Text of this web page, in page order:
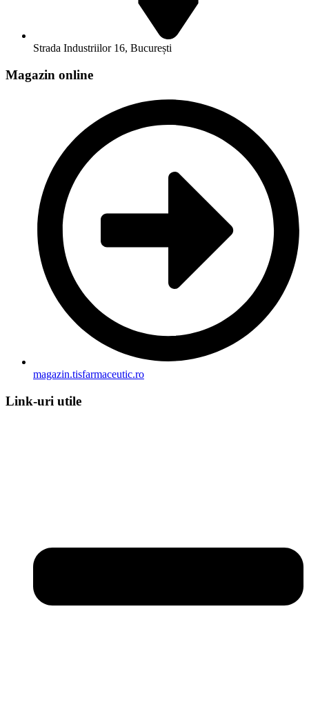
Strada Industriilor 16, București
Magazin online
magazin.tisfarmaceutic.ro
Link-uri utile